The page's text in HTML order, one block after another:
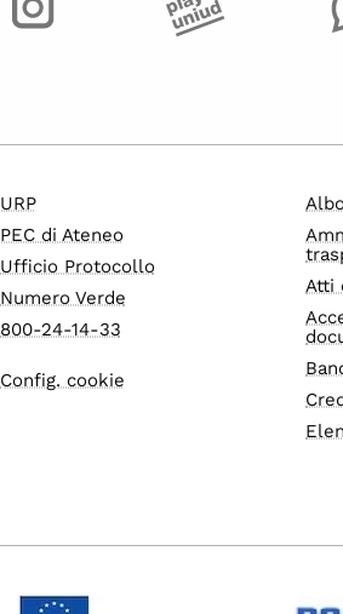
URP
PEC di Ateneo
Ufficio Protocollo
Numero Verde
800-24-14-33
Config. cookie
Atti